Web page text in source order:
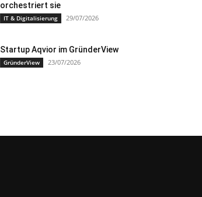
orchestriert sie
IT & Digitalisierung 29/07/2026
Startup Aqvior im GründerView
GründerView 23/07/2026